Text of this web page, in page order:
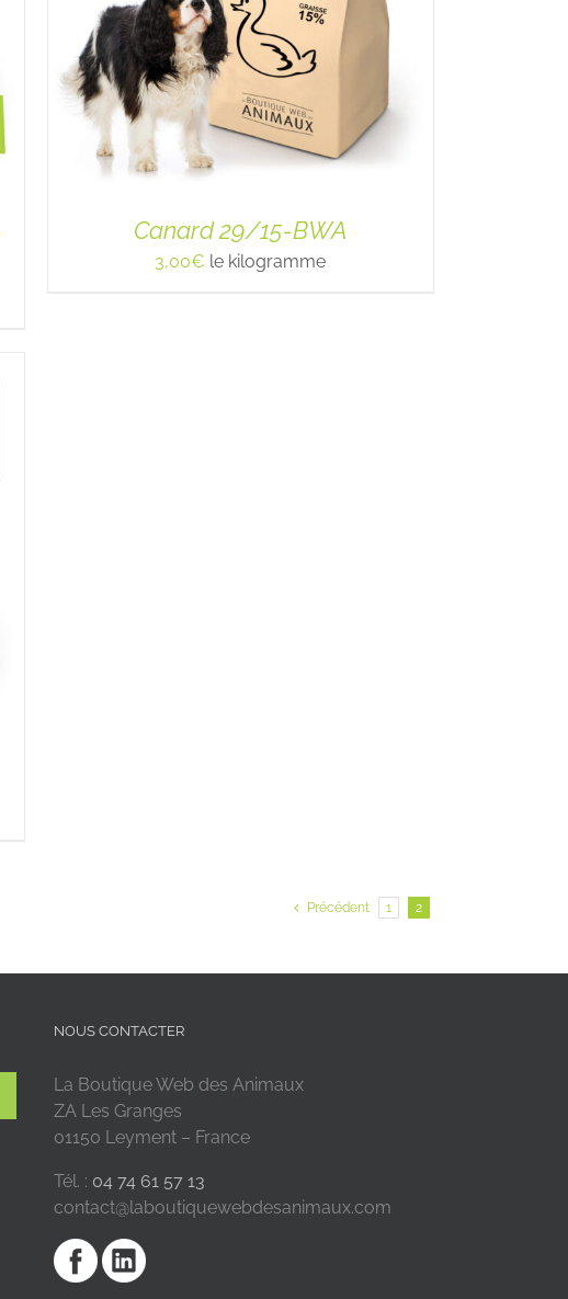
Canard 29/15-BWA
3,00€ le kilogramme
Précédent 1 2
NOUS CONTACTER
La Boutique Web des Animaux
ZA Les Granges
01150 Leyment – France
Tél. : 04 74 61 57 13
contact@laboutiquewebdesanimaux.com